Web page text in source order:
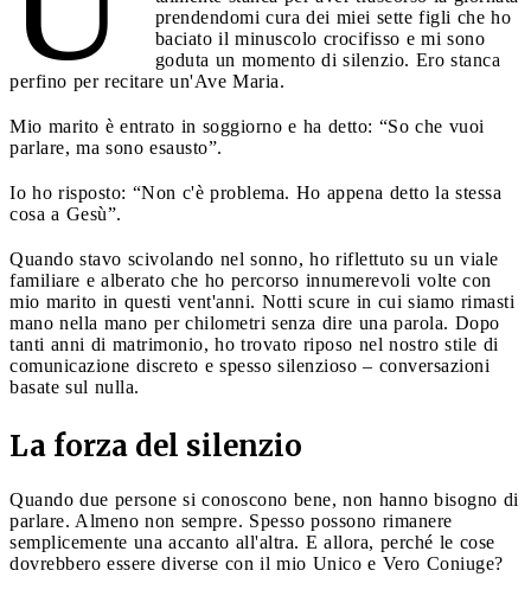
prendendomi cura dei miei sette figli che ho
baciato il minuscolo crocifisso e mi sono
goduta un momento di silenzio. Ero stanca
perfino per recitare un'Ave Maria.
Mio marito è entrato in soggiorno e ha detto: “So che vuoi
parlare, ma sono esausto”.
Io ho risposto: “Non c'è problema. Ho appena detto la stessa
cosa a Gesù”.
Quando stavo scivolando nel sonno, ho riflettuto su un viale
familiare e alberato che ho percorso innumerevoli volte con
mio marito in questi vent'anni. Notti scure in cui siamo rimasti
mano nella mano per chilometri senza dire una parola. Dopo
tanti anni di matrimonio, ho trovato riposo nel nostro stile di
comunicazione discreto e spesso silenzioso – conversazioni
basate sul nulla.
La forza del silenzio
Quando due persone si conoscono bene, non hanno bisogno di
parlare. Almeno non sempre. Spesso possono rimanere
semplicemente una accanto all'altra. E allora, perché le cose
dovrebbero essere diverse con il mio Unico e Vero Coniuge?